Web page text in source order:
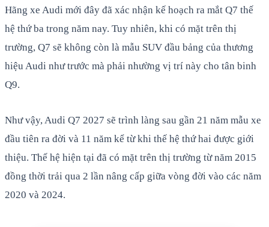
Hãng xe Audi mới đây đã xác nhận kế hoạch ra mắt Q7 thế
hệ thứ ba trong năm nay. Tuy nhiên, khi có mặt trên thị
trường, Q7 sẽ không còn là mẫu SUV đầu bảng của thương
hiệu Audi như trước mà phải nhường vị trí này cho tân binh
Q9.
Như vậy, Audi Q7 2027 sẽ trình làng sau gần 21 năm mẫu xe
đầu tiên ra đời và 11 năm kể từ khi thế hệ thứ hai được giới
thiệu. Thế hệ hiện tại đã có mặt trên thị trường từ năm 2015
đồng thời trải qua 2 lần nâng cấp giữa vòng đời vào các năm
2020 và 2024.